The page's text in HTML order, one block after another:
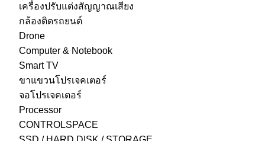
เครื่องปรับแต่งสัญญาณเสียง
กล้องติดรถยนต์
Drone
Computer & Notebook
Smart TV
ขาแขวนโปรเจคเตอร์
จอโปรเจคเตอร์
Processor
CONTROLSPACE